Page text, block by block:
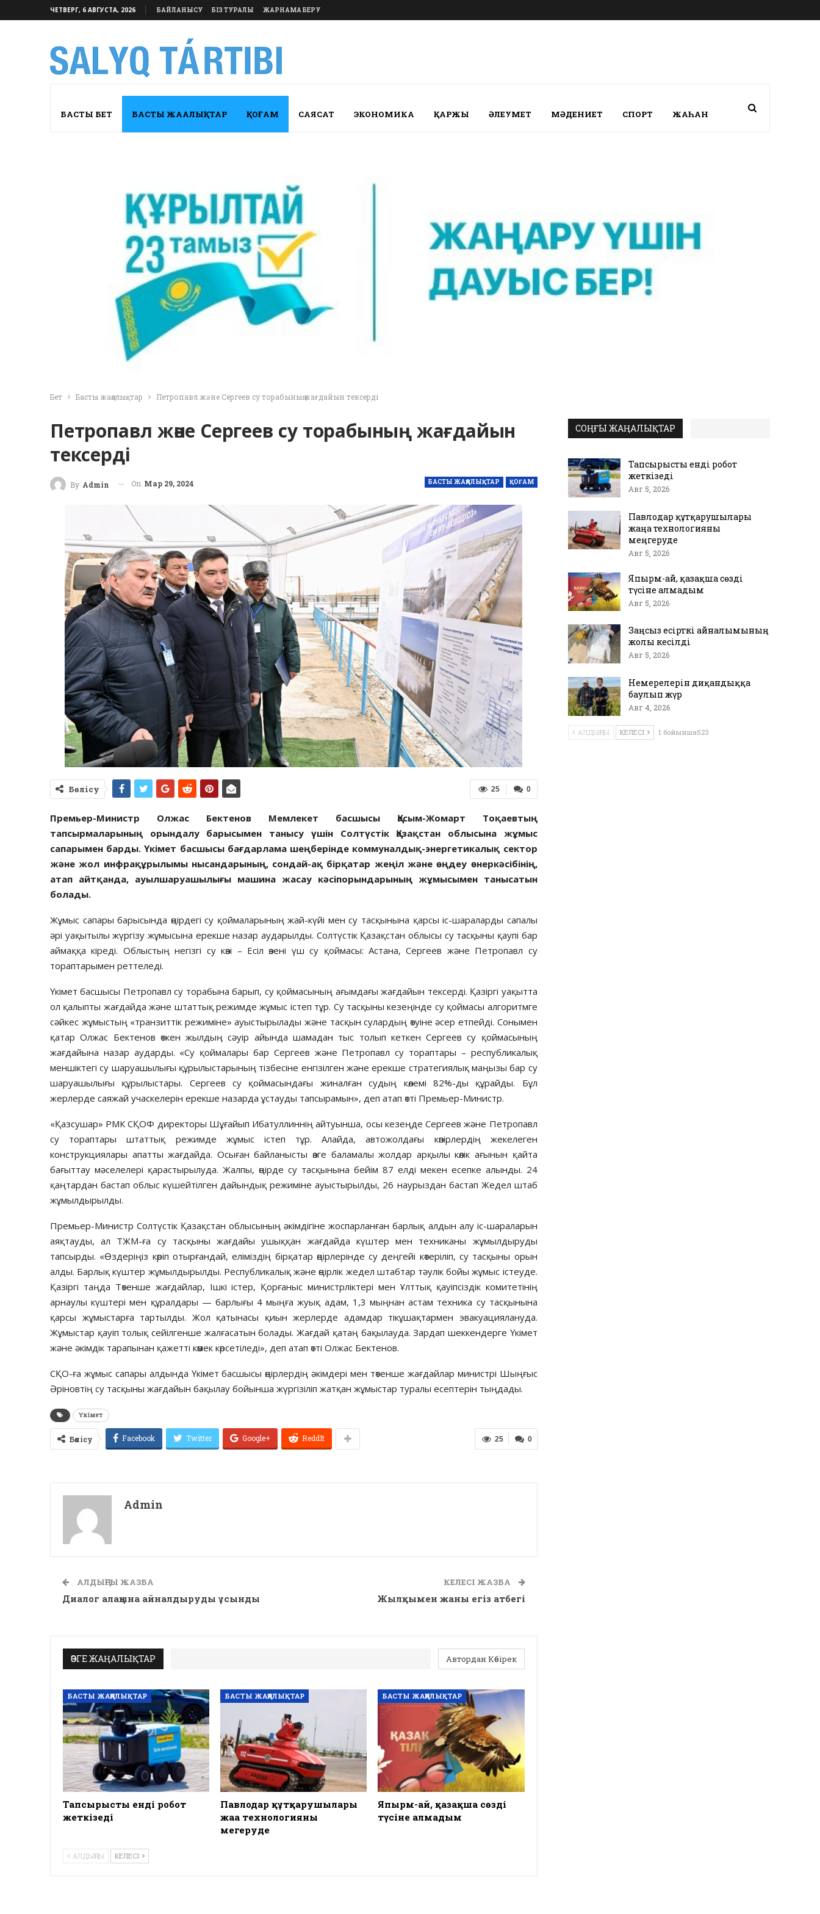
ЧЕТВЕРГ, 6 АВГУСТА, 2026 БАЙЛАНЫСУ БІЗ ТУРАЛЫ ЖАРНАМА БЕРУ
БАСТЫ БЕТ БАСТЫ ЖАҢАЛЫҚТАР ҚОҒАМ САЯСАТ ЭКОНОМИКА ҚАРЖЫ ӘЛЕУМЕТ МӘДЕНИЕТ СПОРТ ЖАҺАН
Бет Басты жаңалықтар Петропавл және Сергеев су торабының жағдайын тексерді
Петропавл және Сергеев су торабының жағдайын
тексерді
БАСТЫ ЖАҢАЛЫҚТАР ҚОҒАМ
By Admin On Мар 29, 2024
0
25
Бөлісу
Премьер-Министр Олжас Бектенов Мемлекет басшысы Қасым-Жомарт Тоқаевтың
тапсырмаларының орындалу барысымен танысу үшін Солтүстік Қазақстан облысына жұмыс
сапарымен барды. Үкімет басшысы бағдарлама шеңберінде коммуналдық-энергетикалық сектор
және жол инфрақұрылымы нысандарының, сондай-ақ бірқатар жеңіл және өңдеу өнеркәсібінің,
атап айтқанда, ауылшаруашылығы машина жасау кәсіпорындарының жұмысымен танысатын
болады.
Жұмыс сапары барысында өңірдегі су қоймаларының жай-күйі мен су тасқынына қарсы іс-шараларды сапалы
әрі уақытылы жүргізу жұмысына ерекше назар аударылды. Солтүстік Қазақстан облысы су тасқыны қаупі бар
аймаққа кіреді. Облыстың негізгі су көзі – Есіл өзені үш су қоймасы: Астана, Сергеев және Петропавл су
тораптарымен реттеледі.
Үкімет басшысы Петропавл су торабына барып, су қоймасының ағымдағы жағдайын тексерді. Қазіргі уақытта
ол қалыпты жағдайда және штаттық режимде жұмыс істеп тұр. Су тасқыны кезеңінде су қоймасы алгоритмге
сәйкес жұмыстың «транзиттік режиміне» ауыстырылады және тасқын сулардың өтуіне әсер етпейді. Сонымен
қатар Олжас Бектенов өткен жылдың сәуір айында шамадан тыс толып кеткен Сергеев су қоймасының
жағдайына назар аударды. «Су қоймалары бар Сергеев және Петропавл су тораптары – республикалық
меншіктегі су шаруашылығы құрылыстарының тізбесіне енгізілген және ерекше стратегиялық маңызы бар су
шаруашылығы құрылыстары. Сергеев су қоймасындағы жиналған судың көлемі 82%-ды құрайды. Бұл
жерлерде саяжай учаскелерін ерекше назарда ұстауды тапсырамын», деп атап өтті Премьер-Министр.
«Қазсушар» РМК СҚОФ директоры Шұғайып Ибатуллиннің айтуынша, осы кезеңде Сергеев және Петропавл
су тораптары штаттық режимде жұмыс істеп тұр. Алайда, автожолдағы көпірлердің жекелеген
конструкциялары апатты жағдайда. Осыған байланысты өзге баламалы жолдар арқылы көлік ағынын қайта
бағыттау мәселелері қарастырылуда. Жалпы, өңірде су тасқынына бейім 87 елді мекен есепке алынды. 24
қаңтардан бастап облыс күшейтілген дайындық режиміне ауыстырылды, 26 наурыздан бастап Жедел штаб
жұмылдырылды.
Премьер-Министр Солтүстік Қазақстан облысының әкімдігіне жоспарланған барлық алдын алу іс-шараларын
аяқтауды, ал ТЖМ-ға су тасқыны жағдайы ушыққан жағдайда күштер мен техниканы жұмылдыруды
тапсырды. «Өздеріңіз көріп отырғандай, еліміздің бірқатар өңірлерінде су деңгейі көтеріліп, су тасқыны орын
алды. Барлық күштер жұмылдырылды. Республикалық және өңірлік жедел штабтар тәулік бойы жұмыс істеуде.
Қазіргі таңда Төтенше жағдайлар, Ішкі істер, Қорғаныс министрліктері мен Ұлттық қауіпсіздік комитетінің
арнаулы күштері мен құралдары — барлығы 4 мыңға жуық адам, 1,3 мыңнан астам техника су тасқынына
қарсы жұмыстарға тартылды. Жол қатынасы қиын жерлерде адамдар тікұшақтармен эвакуациялануда.
Жұмыстар қауіп толық сейілгенше жалғасатын болады. Жағдай қатаң бақылауда. Зардап шеккендерге Үкімет
және әкімдік тарапынан қажетті көмек көрсетіледі», деп атап өтті Олжас Бектенов.
СҚО-ға жұмыс сапары алдында Үкімет басшысы өңірлердің әкімдері мен төтенше жағдайлар министрі Шыңғыс
Әріновтің су тасқыны жағдайын бақылау бойынша жүргізіліп жатқан жұмыстар туралы есептерін тыңдады.
Үкімет
0
25
Бөлісу Facebook Twitter Google+ ReddIt
Admin
АЛДЫҢҒЫ ЖАЗБА
Диалог алаңына айналдыруды ұсынды
КЕЛЕСІ ЖАЗБА
Жылқымен жаны егіз атбегі
ӨЗГЕ ЖАҢАЛЫҚТАР Автордан Көбірек
БАСТЫ ЖАҢАЛЫҚТАР
Тапсырысты енді робот
жеткізеді
БАСТЫ ЖАҢАЛЫҚТАР
Павлодар құтқарушылары
жаңа технологияны
меңгеруде
БАСТЫ ЖАҢАЛЫҚТАР
Япырм-ай, қазақша сөзді
түсіне алмадым
АЛДЫҢҒЫ КЕЛЕСІ
СОҢҒЫ ЖАҢАЛЫҚТАР
Тапсырысты енді робот
жеткізеді
Авг 5, 2026
Павлодар құтқарушылары
жаңа технологияны
меңгеруде
Авг 5, 2026
Япырм-ай, қазақша сөзді
түсіне алмадым
Авг 5, 2026
Заңсыз есірткі айналымының
жолы кесілді
Авг 5, 2026
Немерелерін диқандыққа
баулып жүр
Авг 4, 2026
АЛДЫҢҒЫ КЕЛЕСІ 1 бойынша523